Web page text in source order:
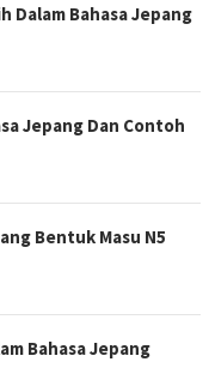
Dalam Bahasa Jepang
Jepang Dan Contoh
Bentuk Masu N5
Bahasa Jepang